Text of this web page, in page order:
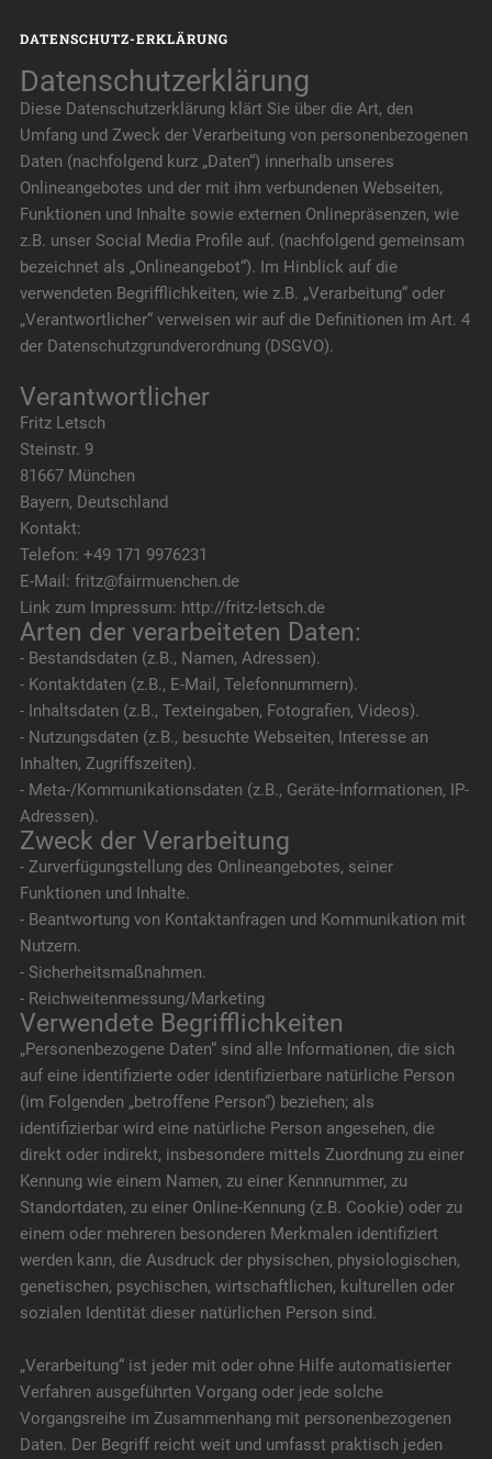
DATENSCHUTZ-ERKLÄRUNG
Datenschutzerklärung
Diese Datenschutzerklärung klärt Sie über die Art, den
Umfang und Zweck der Verarbeitung von personenbezogenen
Daten (nachfolgend kurz „Daten“) innerhalb unseres
Onlineangebotes und der mit ihm verbundenen Webseiten,
Funktionen und Inhalte sowie externen Onlinepräsenzen, wie
z.B. unser Social Media Profile auf. (nachfolgend gemeinsam
bezeichnet als „Onlineangebot“). Im Hinblick auf die
verwendeten Begrifflichkeiten, wie z.B. „Verarbeitung“ oder
„Verantwortlicher“ verweisen wir auf die Definitionen im Art. 4
der Datenschutzgrundverordnung (DSGVO).
Verantwortlicher
Fritz Letsch
Steinstr. 9
81667 München
Bayern, Deutschland
Kontakt:
Telefon: +49 171 9976231
E-Mail: fritz@fairmuenchen.de
Link zum Impressum: http://fritz-letsch.de
Arten der verarbeiteten Daten:
- Bestandsdaten (z.B., Namen, Adressen).
- Kontaktdaten (z.B., E-Mail, Telefonnummern).
- Inhaltsdaten (z.B., Texteingaben, Fotografien, Videos).
- Nutzungsdaten (z.B., besuchte Webseiten, Interesse an
Inhalten, Zugriffszeiten).
- Meta-/Kommunikationsdaten (z.B., Geräte-Informationen, IP-
Adressen).
Zweck der Verarbeitung
- Zurverfügungstellung des Onlineangebotes, seiner
Funktionen und Inhalte.
- Beantwortung von Kontaktanfragen und Kommunikation mit
Nutzern.
- Sicherheitsmaßnahmen.
- Reichweitenmessung/Marketing
Verwendete Begrifflichkeiten
„Personenbezogene Daten“ sind alle Informationen, die sich
auf eine identifizierte oder identifizierbare natürliche Person
(im Folgenden „betroffene Person“) beziehen; als
identifizierbar wird eine natürliche Person angesehen, die
direkt oder indirekt, insbesondere mittels Zuordnung zu einer
Kennung wie einem Namen, zu einer Kennnummer, zu
Standortdaten, zu einer Online-Kennung (z.B. Cookie) oder zu
einem oder mehreren besonderen Merkmalen identifiziert
werden kann, die Ausdruck der physischen, physiologischen,
genetischen, psychischen, wirtschaftlichen, kulturellen oder
sozialen Identität dieser natürlichen Person sind.
„Verarbeitung“ ist jeder mit oder ohne Hilfe automatisierter
Verfahren ausgeführten Vorgang oder jede solche
Vorgangsreihe im Zusammenhang mit personenbezogenen
Daten. Der Begriff reicht weit und umfasst praktisch jeden